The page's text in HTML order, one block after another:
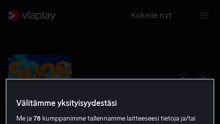
Kokeile nyt
Välitämme yksityisyydestäsi
Me ja78 kumppanimme tallennamme laitteeseesi tietoja ja/tai